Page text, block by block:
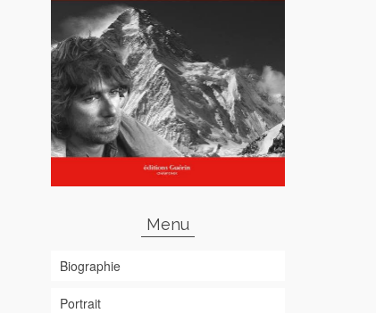
Menu
Biographie
Portrait